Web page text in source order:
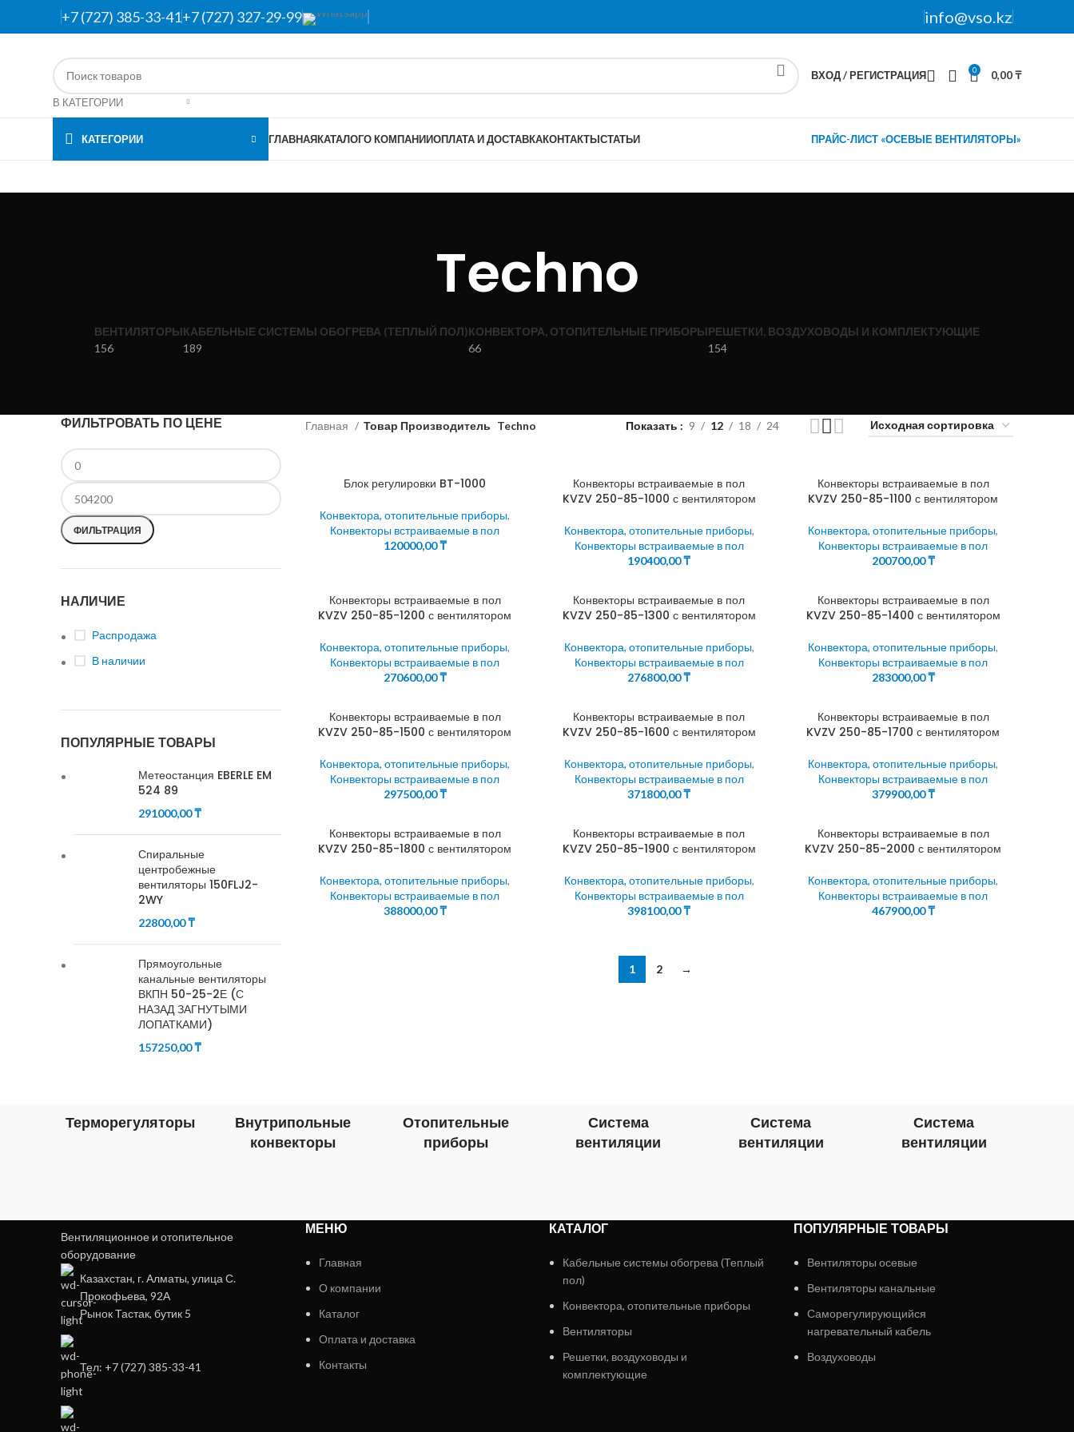
+7 (727) 385-33-41+7 (727) 327-29-99 info@vso.kz
В КАТЕГОРИИ
ВХОД / РЕГИСТРАЦИЯ 0 0,00₸
КАТЕГОРИИ ГЛАВНАЯКАТАЛОГО КОМПАНИИОПЛАТА И ДОСТАВКАКОНТАКТЫСТАТЬИ ПРАЙС-ЛИСТ «ОСЕВЫЕ ВЕНТИЛЯТОРЫ»
Techno
ВЕНТИЛЯТОРЫ
156
КАБЕЛЬНЫЕ СИСТЕМЫ ОБОГРЕВА (ТЕПЛЫЙ ПОЛ)
189
КОНВЕКТОРА, ОТОПИТЕЛЬНЫЕ ПРИБОРЫ
66
РЕШЕТКИ, ВОЗДУХОВОДЫ И КОМПЛЕКТУЮЩИЕ
154
ФИЛЬТРОВАТЬ ПО ЦЕНЕ
ФИЛЬТРАЦИЯ
НАЛИЧИЕ
Распродажа
В наличии
ПОПУЛЯРНЫЕ ТОВАРЫ
Метеостанция EBERLE EM
524 89
291000,00₸
Спиральные
центробежные
вентиляторы 150FLJ2-
2WY
22800,00₸
Прямоугольные
канальные вентиляторы
ВКПН 50-25-2Е (С
НАЗАД ЗАГНУТЫМИ
ЛОПАТКАМИ)
157250,00₸
Главная Товар Производитель Techno Показать 9 12 18 24
Блок регулировки BT-1000
Конвектора, отопительные приборы,
Конвекторы встраиваемые в пол
120000,00₸
Конвекторы встраиваемые в пол
KVZV 250-85-1000 с вентилятором
Конвектора, отопительные приборы,
Конвекторы встраиваемые в пол
190400,00₸
Конвекторы встраиваемые в пол
KVZV 250-85-1100 с вентилятором
Конвектора, отопительные приборы,
Конвекторы встраиваемые в пол
200700,00₸
Конвекторы встраиваемые в пол
KVZV 250-85-1200 с вентилятором
Конвектора, отопительные приборы,
Конвекторы встраиваемые в пол
270600,00₸
Конвекторы встраиваемые в пол
KVZV 250-85-1300 с вентилятором
Конвектора, отопительные приборы,
Конвекторы встраиваемые в пол
276800,00₸
Конвекторы встраиваемые в пол
KVZV 250-85-1400 с вентилятором
Конвектора, отопительные приборы,
Конвекторы встраиваемые в пол
283000,00₸
Конвекторы встраиваемые в пол
KVZV 250-85-1500 с вентилятором
Конвектора, отопительные приборы,
Конвекторы встраиваемые в пол
297500,00₸
Конвекторы встраиваемые в пол
KVZV 250-85-1600 с вентилятором
Конвектора, отопительные приборы,
Конвекторы встраиваемые в пол
371800,00₸
Конвекторы встраиваемые в пол
KVZV 250-85-1700 с вентилятором
Конвектора, отопительные приборы,
Конвекторы встраиваемые в пол
379900,00₸
Конвекторы встраиваемые в пол
KVZV 250-85-1800 с вентилятором
Конвектора, отопительные приборы,
Конвекторы встраиваемые в пол
388000,00₸
Конвекторы встраиваемые в пол
KVZV 250-85-1900 с вентилятором
Конвектора, отопительные приборы,
Конвекторы встраиваемые в пол
398100,00₸
Конвекторы встраиваемые в пол
KVZV 250-85-2000 с вентилятором
Конвектора, отопительные приборы,
Конвекторы встраиваемые в пол
467900,00₸
1 2 →
Терморегуляторы
Внутрипольные
конвекторы
Отопительные
приборы
Система
вентиляции
Система
вентиляции
Система
вентиляции
Вентиляционное и отопительное
оборудование
Казахстан, г. Алматы, улица С.
Прокофьева, 92А
Рынок Тастак, бутик 5
Тел: +7 (727) 385-33-41
МЕНЮ
Главная
О компании
Каталог
Оплата и доставка
Контакты
КАТАЛОГ
Кабельные системы обогрева (Теплый
пол)
Конвектора, отопительные приборы
Вентиляторы
Решетки, воздуховоды и
комплектующие
ПОПУЛЯРНЫЕ ТОВАРЫ
Вентиляторы осевые
Вентиляторы канальные
Саморегулирующийся
нагревательный кабель
Воздуховоды